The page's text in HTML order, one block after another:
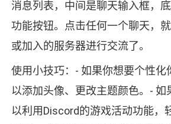
消息列表，中间是聊天输入框，
功能按钮。点击任何一个聊天，
或加入的服务器进行交流了。
使用小技巧：- 如果你想要个性化
以添加头像、更改主题颜色。- 如
以利用Discord的游戏活动功能，